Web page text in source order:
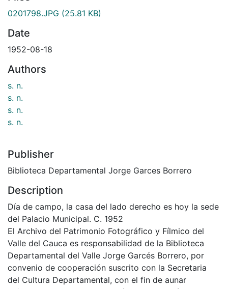
0201798.JPG (25.81 KB)
Date
1952-08-18
Authors
s. n.
s. n.
s. n.
s. n.
Publisher
Biblioteca Departamental Jorge Garces Borrero
Description
Día de campo, la casa del lado derecho es hoy la sede
del Palacio Municipal. C. 1952
El Archivo del Patrimonio Fotográfico y Fílmico del
Valle del Cauca es responsabilidad de la Biblioteca
Departamental del Valle Jorge Garcés Borrero, por
convenio de cooperación suscrito con la Secretaria
del Cultura Departamental, con el fin de aunar